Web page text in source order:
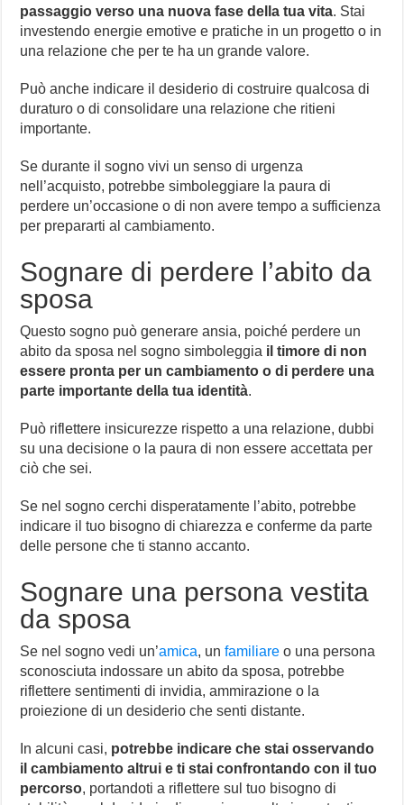
passaggio verso una nuova fase della tua vita. Stai
investendo energie emotive e pratiche in un progetto o in
una relazione che per te ha un grande valore.
Può anche indicare il desiderio di costruire qualcosa di
duraturo o di consolidare una relazione che ritieni
importante.
Se durante il sogno vivi un senso di urgenza
nell’acquisto, potrebbe simboleggiare la paura di
perdere un’occasione o di non avere tempo a sufficienza
per prepararti al cambiamento.
Sognare di perdere l’abito da
sposa
Questo sogno può generare ansia, poiché perdere un
abito da sposa nel sogno simboleggia il timore di non
essere pronta per un cambiamento o di perdere una
parte importante della tua identità.
Può riflettere insicurezze rispetto a una relazione, dubbi
su una decisione o la paura di non essere accettata per
ciò che sei.
Se nel sogno cerchi disperatamente l’abito, potrebbe
indicare il tuo bisogno di chiarezza e conferme da parte
delle persone che ti stanno accanto.
Sognare una persona vestita
da sposa
Se nel sogno vedi un’amica, unfamiliare o una persona
sconosciuta indossare un abito da sposa, potrebbe
riflettere sentimenti di invidia, ammirazione o la
proiezione di un desiderio che senti distante.
In alcuni casi, potrebbe indicare che stai osservando
il cambiamento altrui e ti stai confrontando con il tuo
percorso, portandoti a riflettere sul tuo bisogno di